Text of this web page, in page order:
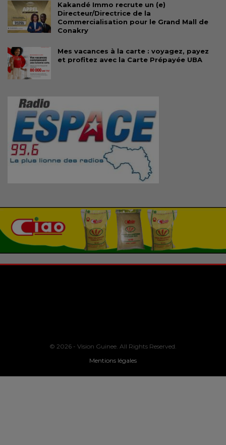
Kakandé Immo recrute un (e)
Directeur/Directrice de la
Commercialisation pour le Grand Mall de
Conakry
Mes vacances à la carte : voyagez, payez
et profitez avec la Carte Prépayée UBA
© 2026 - Vision Guinee. All Rights Reserved.
Mentions légales